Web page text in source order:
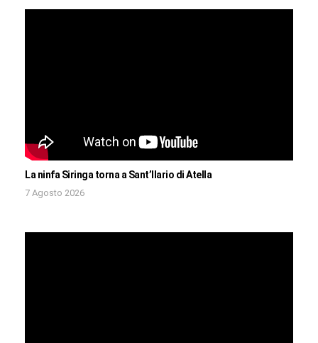
La ninfa Siringa torna a Sant’Ilario di Atella
7 Agosto 2026